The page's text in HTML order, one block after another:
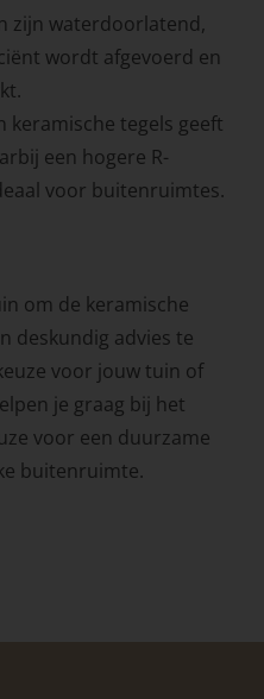
zijn waterdoorlatend,
wordt afgevoerd en
keramische tegels geeft
een hogere R-
voor buitenruimtes.
om de keramische
deskundig advies te
voor jouw tuin of
je graag bij het
voor een duurzame
buitenruimte.